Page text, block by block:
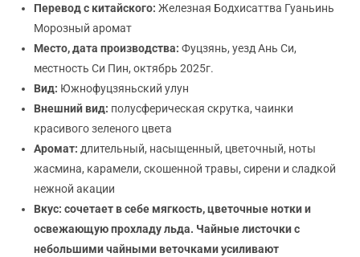
Перевод с китайского:Железная Бодхисаттва Гуаньинь
Морозный аромат
Место, дата производства:Фуцзянь, уезд Ань Си,
местность Си Пин, октябрь 2025г.
Вид: Южнофуцзяньский улун
Внешний вид: полусферическая скрутка, чаинки
красивого зеленого цвета
Аромат: длительный, насыщенный, цветочный, ноты
жасмина, карамели, скошенной травы, сирени и сладкой
нежной акации
Вкус: сочетает в себе мягкость, цветочные нотки и
освежающую прохладу льда. Чайные листочки с
небольшими чайными веточками усиливают